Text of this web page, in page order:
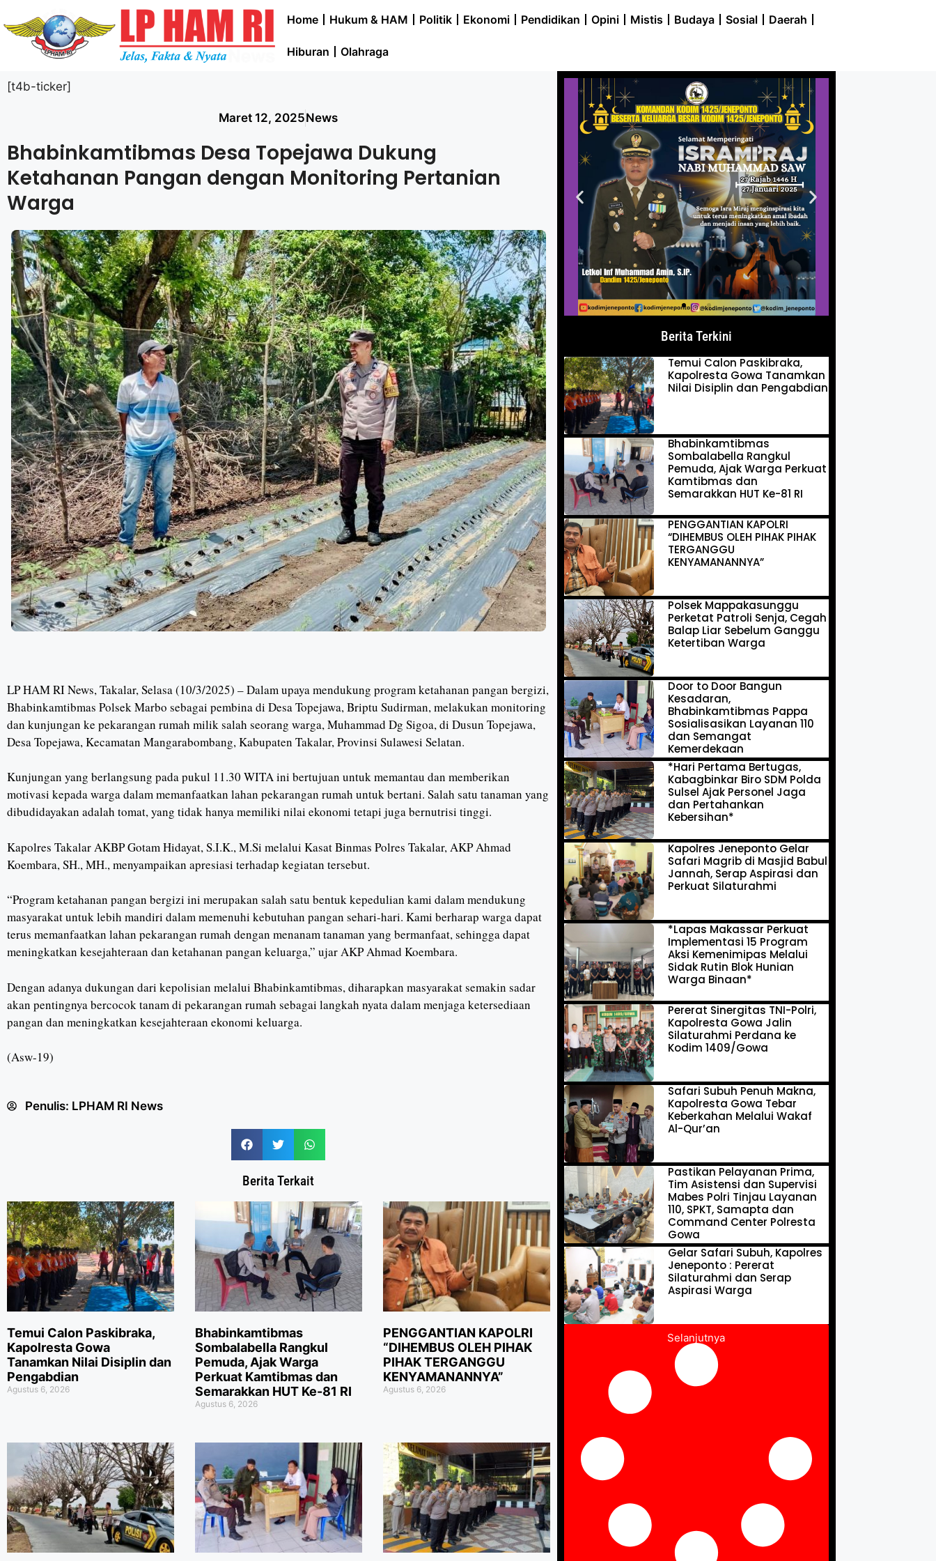
Home Hukum & HAM Politik Ekonomi Pendidikan Opini Mistis Budaya Sosial Daerah
Hiburan Olahraga
[t4b-ticker]
Maret 12, 2025News
Bhabinkamtibmas Desa Topejawa Dukung
Ketahanan Pangan dengan Monitoring Pertanian
Warga
LP HAM RI News, Takalar, Selasa (10/3/2025) – Dalam upaya mendukung program ketahanan pangan bergizi,
Bhabinkamtibmas Polsek Marbo sebagai pembina di Desa Topejawa, Briptu Sudirman, melakukan monitoring
dan kunjungan ke pekarangan rumah milik salah seorang warga, Muhammad Dg Sigoa, di Dusun Topejawa,
Desa Topejawa, Kecamatan Mangarabombang, Kabupaten Takalar, Provinsi Sulawesi Selatan.
Kunjungan yang berlangsung pada pukul 11.30 WITA ini bertujuan untuk memantau dan memberikan
motivasi kepada warga dalam memanfaatkan lahan pekarangan rumah untuk bertani. Salah satu tanaman yang
dibudidayakan adalah tomat, yang tidak hanya memiliki nilai ekonomi tetapi juga bernutrisi tinggi.
Kapolres Takalar AKBP Gotam Hidayat, S.I.K., M.Si melalui Kasat Binmas Polres Takalar, AKP Ahmad
Koembara, SH., MH., menyampaikan apresiasi terhadap kegiatan tersebut.
“Program ketahanan pangan bergizi ini merupakan salah satu bentuk kepedulian kami dalam mendukung
masyarakat untuk lebih mandiri dalam memenuhi kebutuhan pangan sehari-hari. Kami berharap warga dapat
terus memanfaatkan lahan pekarangan rumah dengan menanam tanaman yang bermanfaat, sehingga dapat
meningkatkan kesejahteraan dan ketahanan pangan keluarga,” ujar AKP Ahmad Koembara.
Dengan adanya dukungan dari kepolisian melalui Bhabinkamtibmas, diharapkan masyarakat semakin sadar
akan pentingnya bercocok tanam di pekarangan rumah sebagai langkah nyata dalam menjaga ketersediaan
pangan dan meningkatkan kesejahteraan ekonomi keluarga.
(Asw-19)
Penulis: LPHAM RI News
Berita Terkait
Temui Calon Paskibraka,
Kapolresta Gowa
Tanamkan Nilai Disiplin dan
Pengabdian
Agustus 6, 2026
Bhabinkamtibmas
Sombalabella Rangkul
Pemuda, Ajak Warga
Perkuat Kamtibmas dan
Semarakkan HUT Ke-81 RI
Agustus 6, 2026
PENGGANTIAN KAPOLRI
“DIHEMBUS OLEH PIHAK
PIHAK TERGANGGU
KENYAMANANNYA”
Agustus 6, 2026
Berita Terkini
Temui Calon Paskibraka,
Kapolresta Gowa Tanamkan
Nilai Disiplin dan Pengabdian
Bhabinkamtibmas
Sombalabella Rangkul
Pemuda, Ajak Warga Perkuat
Kamtibmas dan
Semarakkan HUT Ke-81 RI
PENGGANTIAN KAPOLRI
“DIHEMBUS OLEH PIHAK PIHAK
TERGANGGU
KENYAMANANNYA”
Polsek Mappakasunggu
Perketat Patroli Senja, Cegah
Balap Liar Sebelum Ganggu
Ketertiban Warga
Door to Door Bangun
Kesadaran,
Bhabinkamtibmas Pappa
Sosialisasikan Layanan 110
dan Semangat
Kemerdekaan
*Hari Pertama Bertugas,
Kabagbinkar Biro SDM Polda
Sulsel Ajak Personel Jaga
dan Pertahankan
Kebersihan*
Kapolres Jeneponto Gelar
Safari Magrib di Masjid Babul
Jannah, Serap Aspirasi dan
Perkuat Silaturahmi
*Lapas Makassar Perkuat
Implementasi 15 Program
Aksi Kemenimipas Melalui
Sidak Rutin Blok Hunian
Warga Binaan*
Pererat Sinergitas TNI-Polri,
Kapolresta Gowa Jalin
Silaturahmi Perdana ke
Kodim 1409/Gowa
Safari Subuh Penuh Makna,
Kapolresta Gowa Tebar
Keberkahan Melalui Wakaf
Al-Qur’an
Pastikan Pelayanan Prima,
Tim Asistensi dan Supervisi
Mabes Polri Tinjau Layanan
110, SPKT, Samapta dan
Command Center Polresta
Gowa
Gelar Safari Subuh, Kapolres
Jeneponto : Pererat
Silaturahmi dan Serap
Aspirasi Warga
Selanjutnya